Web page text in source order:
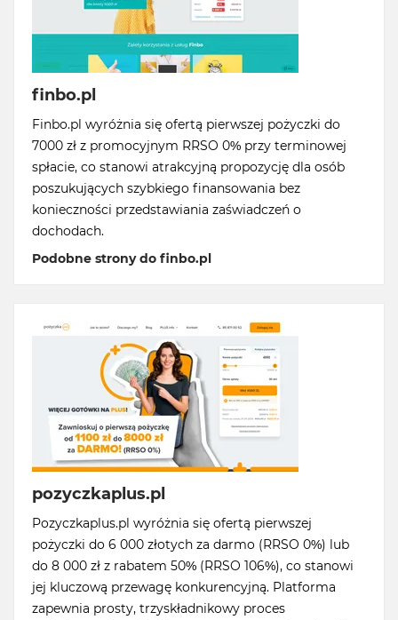
finbo.pl
Finbo.pl wyróżnia się ofertą pierwszej pożyczki do
7000 zł z promocyjnym RRSO 0% przy terminowej
spłacie, co stanowi atrakcyjną propozycję dla osób
poszukujących szybkiego finansowania bez
konieczności przedstawiania zaświadczeń o
dochodach.
Podobne strony do finbo.pl
pozyczkaplus.pl
Pozyczkaplus.pl wyróżnia się ofertą pierwszej
pożyczki do 6 000 złotych za darmo (RRSO 0%) lub
do 8 000 zł z rabatem 50% (RRSO 106%), co stanowi
jej kluczową przewagę konkurencyjną. Platforma
zapewnia prosty, trzyskładnikowy proces